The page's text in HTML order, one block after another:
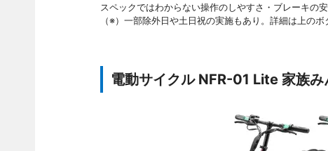
スペックではわからない操作のしやすさ・ブレーキの
（※）一部除外日や土日祝の実施もあり。詳細は上の
電動サイクル NFR-01 Lite 家族